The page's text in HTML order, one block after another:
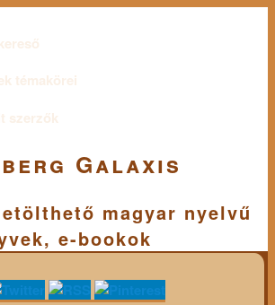
témakörei
szerzők
Galaxis
magyar nyelvű
e-bookok